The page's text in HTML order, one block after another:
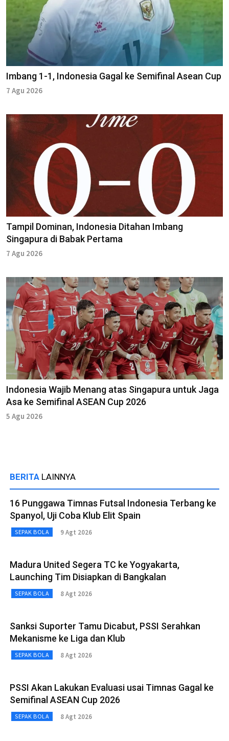
Imbang 1-1, Indonesia Gagal ke Semifinal Asean Cup
7 Agu 2026
Tampil Dominan, Indonesia Ditahan Imbang
Singapura di Babak Pertama
7 Agu 2026
Indonesia Wajib Menang atas Singapura untuk Jaga
Asa ke Semifinal ASEAN Cup 2026
5 Agu 2026
BERITA LAINNYA
16 Punggawa Timnas Futsal Indonesia Terbang ke
Spanyol, Uji Coba Klub Elit Spain
SEPAK BOLA 9 Agt 2026
Madura United Segera TC ke Yogyakarta,
Launching Tim Disiapkan di Bangkalan
SEPAK BOLA 8 Agt 2026
Sanksi Suporter Tamu Dicabut, PSSI Serahkan
Mekanisme ke Liga dan Klub
SEPAK BOLA 8 Agt 2026
PSSI Akan Lakukan Evaluasi usai Timnas Gagal ke
Semifinal ASEAN Cup 2026
SEPAK BOLA 8 Agt 2026